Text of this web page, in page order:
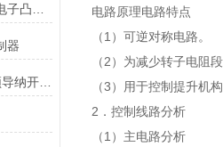
器
509-46-718 低温型电容式射频导纳开关为何需选用特殊的电缆与密封胶？
电路原理电路特点
（1）可逆对称电路。
（2）为减少转子电阻
（3）用于控制提升机
2．控制线路分析
（1）主电路分析